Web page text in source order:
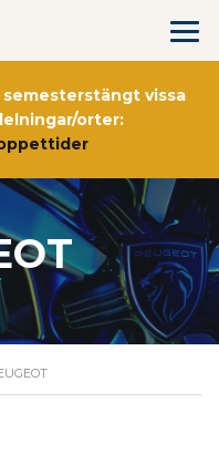
vissa
orter: